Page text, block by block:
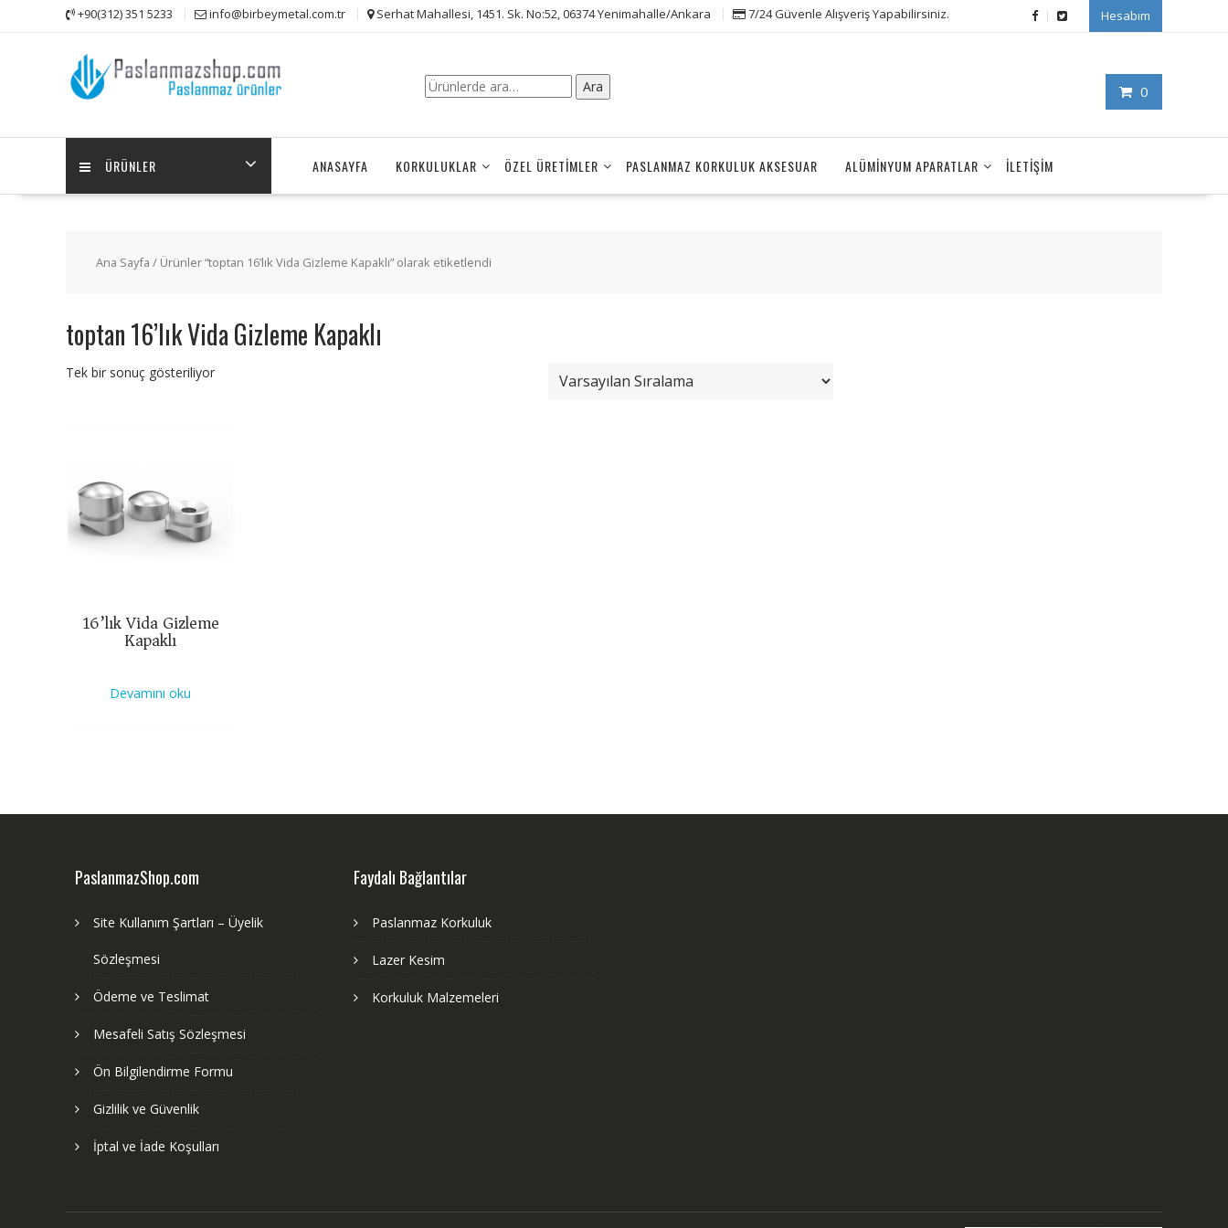
+90(312) 351 5233 info@birbeymetal.com.tr Serhat Mahallesi, 1451. Sk. No:52, 06374 Yenimahalle/Ankara 7/24 Güvenle Alışveriş Yapabilirsiniz. Hesabım
0
Ara: Ara
ÜRÜNLER ANASAYFA KORKULUKLAR ÖZEL ÜRETIMLER PASLANMAZ KORKULUK AKSESUAR ALÜMINYUM APARATLAR İLETIŞIM
Ana Sayfa / Ürünler “toptan 16’lık Vida Gizleme Kapaklı” olarak etiketlendi
toptan 16’lık Vida Gizleme Kapaklı
Tek bir sonuç gösteriliyor
16’lık Vida Gizleme
Kapaklı
Devamını oku
PaslanmazShop.com
Site Kullanım Şartları – Üyelik
Sözleşmesi
Ödeme ve Teslimat
Mesafeli Satış Sözleşmesi
Ön Bilgilendirme Formu
Gizlilik ve Güvenlik
İptal ve İade Koşulları
Faydalı Bağlantılar
Paslanmaz Korkuluk
Lazer Kesim
Korkuluk Malzemeleri